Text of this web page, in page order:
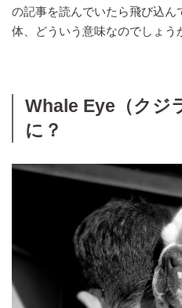
の記事を読んでいたら飛び込ん
体、どういう意味なのでしょう
Whale Eye（クジ
に？